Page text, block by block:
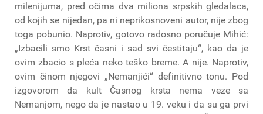
milenijuma, pred očima dva miliona srpskih gledalaca,
od kojih se nijedan, pa ni neprikosnoveni autor, nije zbog
toga pobunio. Naprotiv, gotovo radosno poručuje Mihić:
„Izbacili smo Krst časni i sad svi čestitaju“, kao da je
ovim zbacio s pleća neko teško breme. A nije. Naprotiv,
ovim činom njegovi „Nemanjići“ definitivno tonu. Pod
izgovorom da kult Časnog krsta nema veze sa
Nemanjom, nego da je nastao u 19. veku i da su ga prvi